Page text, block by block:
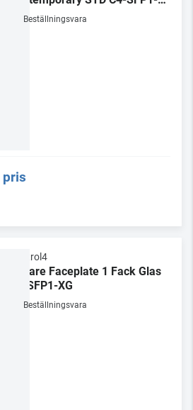
Beställningsvara
pris
Control4
Square Faceplate 1 Fack Glas
C4-SFP1-XG
Beställningsvara